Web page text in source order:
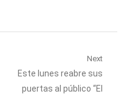
Next
Next
post:
Este lunes reabre sus
puertas al público “El